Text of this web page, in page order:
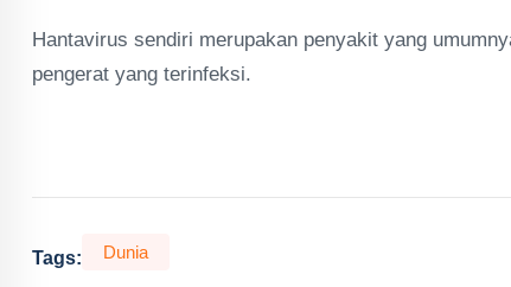
Hantavirus sendiri merupakan penyakit yang
pengerat yang terinfeksi.
Tags: Dunia